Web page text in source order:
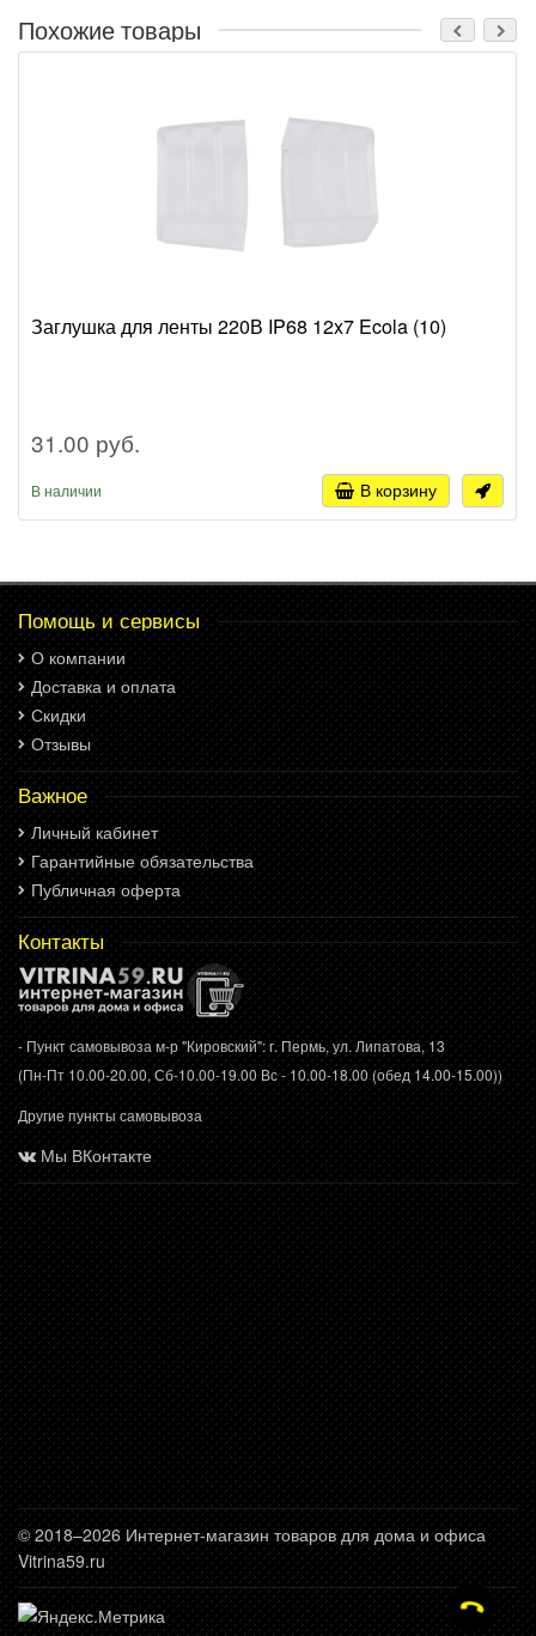
Похожие товары
Заглушка для ленты 220В IP68 12x7 Ecola (10)
31.00 руб.
В наличии В корзину
Помощь и сервисы
О компании
Доставка и оплата
Скидки
Отзывы
Важное
Личный кабинет
Гарантийные обязательства
Публичная оферта
Контакты
- Пункт самовывоза м-р "Кировский": г. Пермь, ул. Липатова, 13
(Пн-Пт 10.00-20.00, Сб-10.00-19.00 Вс - 10.00-18.00 (обед 14.00-15.00))
Другие пункты самовывоза
Мы ВКонтакте
© 2018–2026 Интернет-магазин товаров для дома и офиса
Vitrina59.ru